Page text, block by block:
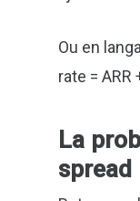
Ou en
rate = ARR
La
spread